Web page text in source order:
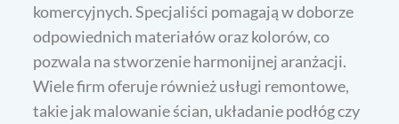
komercyjnych. Specjaliści pomagają w doborze
odpowiednich materiałów oraz kolorów, co
pozwala na stworzenie harmonijnej aranżacji.
Wiele firm oferuje również usługi remontowe,
takie jak malowanie ścian, układanie podłóg czy